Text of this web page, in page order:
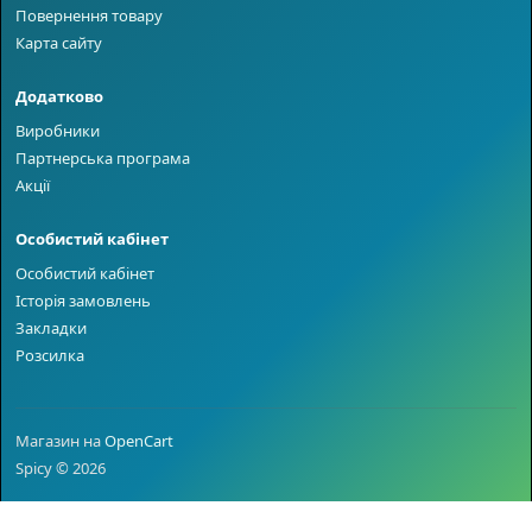
Повернення товару
Карта сайту
Додатково
Виробники
Партнерська програма
Акції
Особистий кабінет
Особистий кабінет
Історія замовлень
Закладки
Розсилка
Магазин наOpenCart
Spicy © 2026